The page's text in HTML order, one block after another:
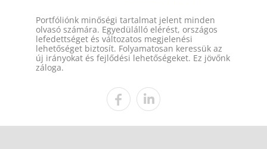
Portfóliónk minőségi tartalmat jelent minden
olvasó számára. Egyedülálló elérést, országos
lefedettséget és változatos megjelenési
lehetőséget biztosít. Folyamatosan keressük az
új irányokat és fejlődési lehetőségeket. Ez jövőnk
záloga.